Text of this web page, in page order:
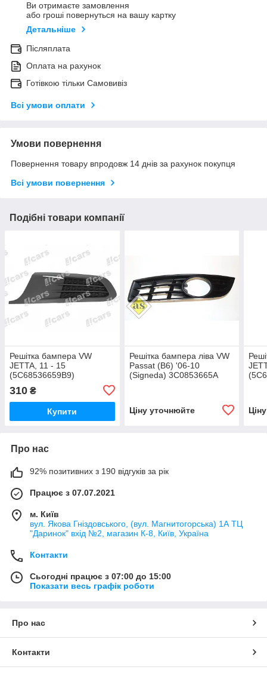
Ви отримаєте замовлення
або гроші повернуться на вашу картку
Детальніше
Післяплата
Оплата на рахунок
Готівкою тільки Самовивіз
Всі умови оплати
Умови повернення
Повернення товару впродовж 14 днів за рахунок покупця
Всі умови повернення
Подібні товари компанії
Решітка бампера VW
JETTA, 11 - 15
(5C68536659B9)
310 ₴
Купити
Решітка бампера ліва VW
Passat (B6) '06-10
(Signeda) 3C0853665A
Ціну уточнюйте
Про нас
92% позитивних з 190 відгуків за рік
Працює з 07.07.2021
м. Київ
вул. Якова Гніздовського, (вул. Магнитогорська) 1А ТЦ
"Даринок" вхід №2, магазин К-8, Київ, Україна
Контакти
Сьогодні працює з 07:00 до 15:00
Показати весь графік роботи
Про нас
Контакти